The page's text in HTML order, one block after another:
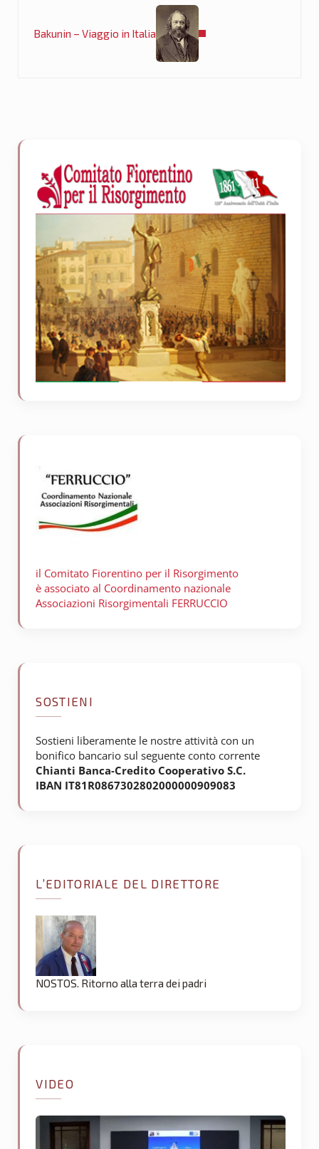
Bakunin – Viaggio in Italia
Sidebar
il Comitato Fiorentino per il Risorgimento
è associato al Coordinamento nazionale
Associazioni Risorgimentali FERRUCCIO
SOSTIENI
Sostieni liberamente le nostre attività con un
bonifico bancario sul seguente conto corrente
Chianti Banca-Credito Cooperativo S.C.
IBAN IT81R0867302802000000909083
L’EDITORIALE DEL DIRETTORE
NOSTOS. Ritorno alla terra dei padri
VIDEO